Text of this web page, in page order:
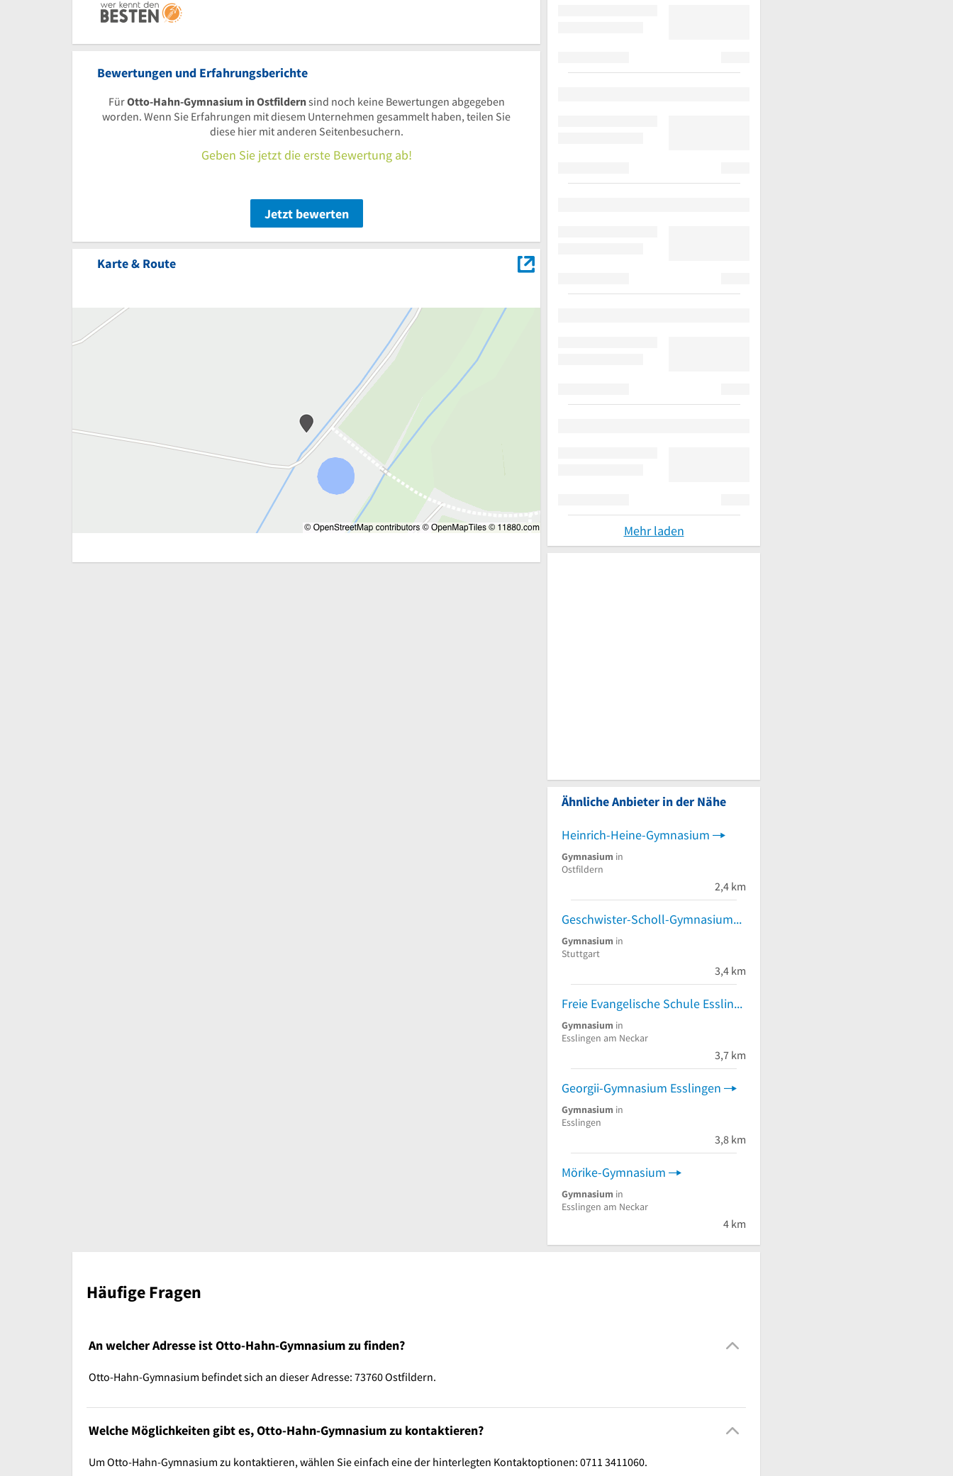
Bewertungen und Erfahrungsberichte
FürOtto-Hahn-Gymnasium in Ostfildernsind noch keine Bewertungen abgegeben
worden. Wenn Sie Erfahrungen mit diesem Unternehmen gesammelt haben, teilen Sie
diese hier mit anderen Seitenbesuchern.
Geben Sie jetzt die erste Bewertung ab!
Jetzt bewerten
Karte & Route
Mehr laden
Ähnliche Anbieter in der Nähe
Heinrich-Heine-Gymnasium
Gymnasium in
Ostfildern
2,4 km
Geschwister-Scholl-Gymnasium
Gymnasium in
Stuttgart
3,4 km
Freie Evangelische Schule Esslingen
Gymnasium in
Esslingen am Neckar
3,7 km
Georgii-Gymnasium Esslingen
Gymnasium in
Esslingen
3,8 km
Mörike-Gymnasium
Gymnasium in
Esslingen am Neckar
4 km
Häufige Fragen
An welcher Adresse ist Otto-Hahn-Gymnasium zu finden?
Otto-Hahn-Gymnasium befindet sich an dieser Adresse: 73760 Ostfildern.
Welche Möglichkeiten gibt es, Otto-Hahn-Gymnasium zu kontaktieren?
Um Otto-Hahn-Gymnasium zu kontaktieren, wählen Sie einfach eine der hinterlegten Kontaktoptionen: 0711 3411060.